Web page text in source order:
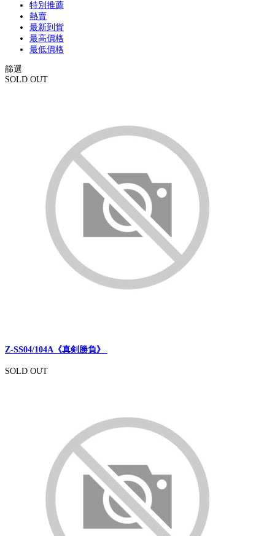
特別推薦
熱賣
最新到貨
最高價格
最低價格
篩選
SOLD OUT
Z-SS04/104A《真剣勝負》
SOLD OUT